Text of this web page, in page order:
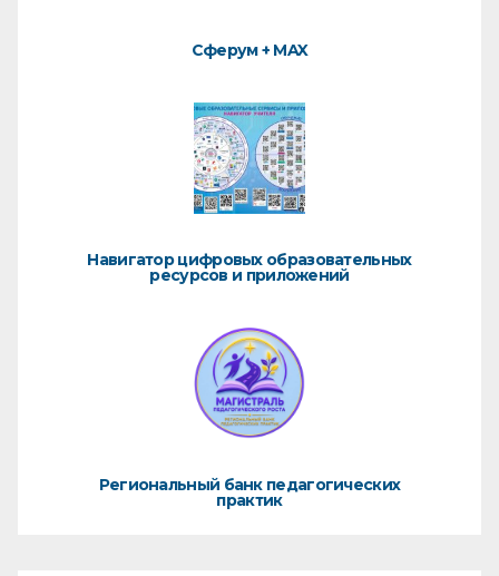
Сферум + MAX
Навигатор цифровых образовательных
ресурсов и приложений
Региональный банк педагогических
практик